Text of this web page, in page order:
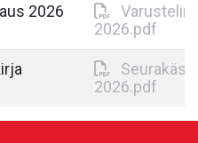
2026
2026.pdf
2026.pdf